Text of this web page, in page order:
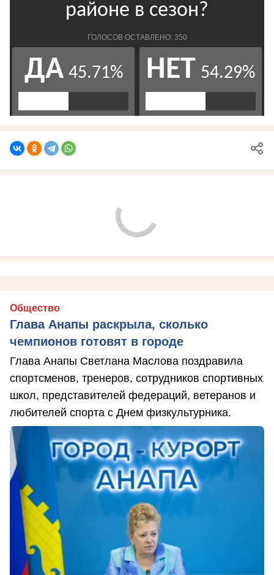
Общество
Глава Анапы раскрыла, сколько
чемпионов готовят в городе
Глава Анапы Светлана Маслова поздравила
спортсменов, тренеров, сотрудников спортивных
школ, представителей федераций, ветеранов и
любителей спорта с Днем физкультурника.